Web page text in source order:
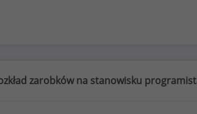
zarobków na stanowisku